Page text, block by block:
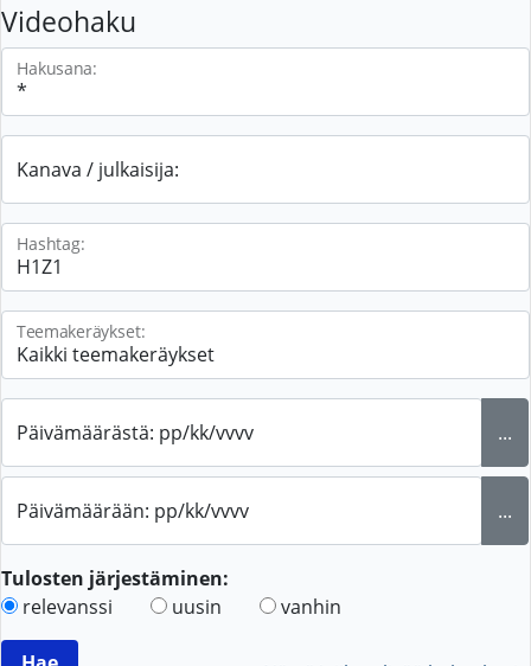
Videohaku
Hakusana:
Kanava / julkaisija:
Hashtag:
Teemakeräykset:
Päivämäärästä: pp/kk/vvvv ...
Päivämäärään: pp/kk/vvvv ...
Tulosten järjestäminen:
relevanssi
uusin vanhin